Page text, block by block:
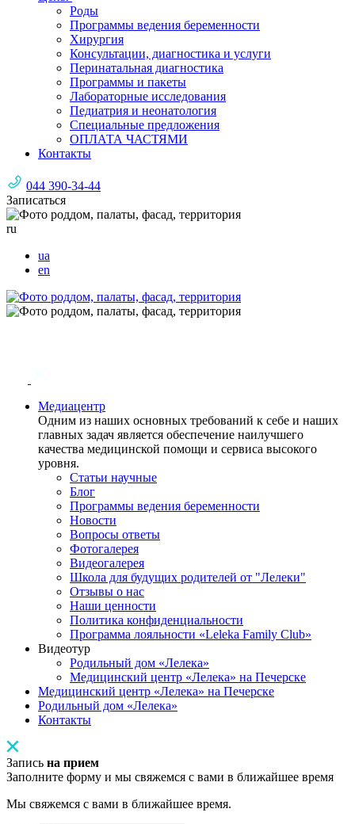
Роды
Программы ведения беременности
Хирургия
Консультации, диагностика и услуги
Перинатальная диагностика
Программы и пакеты
Лабораторные исследования
Педиатрия и неонатология
Специальные предложения
ОПЛАТА ЧАСТЯМИ
Контакты
044 390-34-44
Записаться
ru
ua
en
Медиацентр
Одним из наших основных требований к себе и наших
главных задач является обеспечение наилучшего
качества медицинской помощи и сервиса высокого
уровня.
Статьи научные
Блог
Программы ведения беременности
Новости
Вопросы ответы
Фотогалерея
Видеогалерея
Школа для будущих родителей от "Лелеки"
Отзывы о нас
Наши ценности
Политика конфиденциальности
Программа лояльности «Leleka Family Club»
Видеотур
Родильный дом «Лелека»
Медицинский центр «Лелека» на Печерске
Медицинский центр «Лелека» на Печерске
Родильный дом «Лелека»
Контакты
Запись на прием
Заполните форму и мы свяжемся с вами в ближайшее время
Мы свяжемся с вами в ближайшее время.